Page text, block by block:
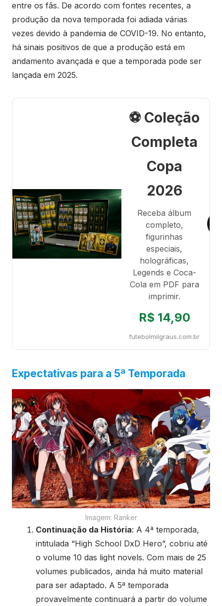
entre os fãs. De acordo com fontes recentes, a
produção da nova temporada foi adiada várias
vezes devido à pandemia de COVID-19. No entanto,
há sinais positivos de que a produção está em
andamento avançada e que a temporada pode ser
lançada em 2025.
⚽ Coleção
Completa
Copa
2026
Receba álbum
completo,
figurinhas
especiais,
holográficas,
Legends e Coca-
Cola em PDF para
imprimir.
R$ 14,90
futebolmilgraus.com.br
Expectativas para a 5ª Temporada
Imagem: Ranker
Continuação da História: A 4ª temporada,
intitulada “High School DxD Hero”, cobriu até
o volume 10 das light novels. Com mais de 25
volumes publicados, ainda há muito material
para ser adaptado. A 5ª temporada
provavelmente continuará a partir do volume